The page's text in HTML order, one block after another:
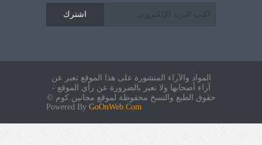
اشترك
المواد والآراء المنشورة على هذا الموقع تعبر عن
آراء أصحابها ولا تعبر بالضرورة عن رأي الموقع -
حقوق الطبع والنسخ محفوظة لموقع مجانين.كوم ©
Powered By GoOnWeb.Com